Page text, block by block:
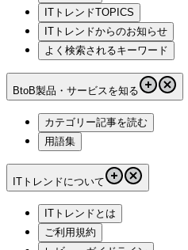
ITトレンドTOPICS
ITトレンドからのお知らせ
よく検索されるキーワード
BtoB製品・サービスを知る
カテゴリー記事を読む
用語集
ITトレンドについて
ITトレンドとは
ご利用規約